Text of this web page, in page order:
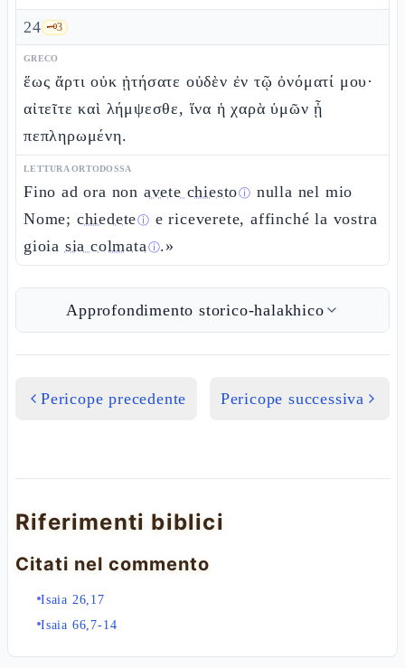
24 🗝️3
GRECO
ἕως ἄρτι οὐκ ᾐτήσατε οὐδὲν ἐν τῷ ὀνόματί μου·
αἰτεῖτε καὶ λήμψεσθε, ἵνα ἡ χαρὰ ὑμῶν ᾖ
πεπληρωμένη.
LETTURA ORTODOSSA
Fino ad ora non avete chiestoⓘ nulla nel mio
Nome; chiedeteⓘ e riceverete, affinché la vostra
gioia sia colmataⓘ.»
Approfondimento storico-halakhico
Pericope precedente Pericope successiva
Riferimenti biblici
Citati nel commento
Isaia 26,17
Isaia 66,7-14